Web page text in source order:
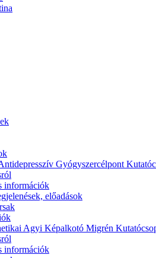
Gyógyszercélpont
információk
előadások
Agyi Képalkotó Migrén
információk